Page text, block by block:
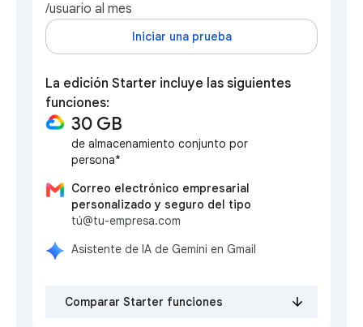
/usuario al mes
Iniciar una prueba
La edición Starter incluye las siguientes
funciones:
30 GB
de almacenamiento conjunto por
persona*
Correo electrónico empresarial
personalizado y seguro del tipo
tú@tu-empresa.com
Asistente de IA de Gemini en Gmail
Comparar Starter funciones